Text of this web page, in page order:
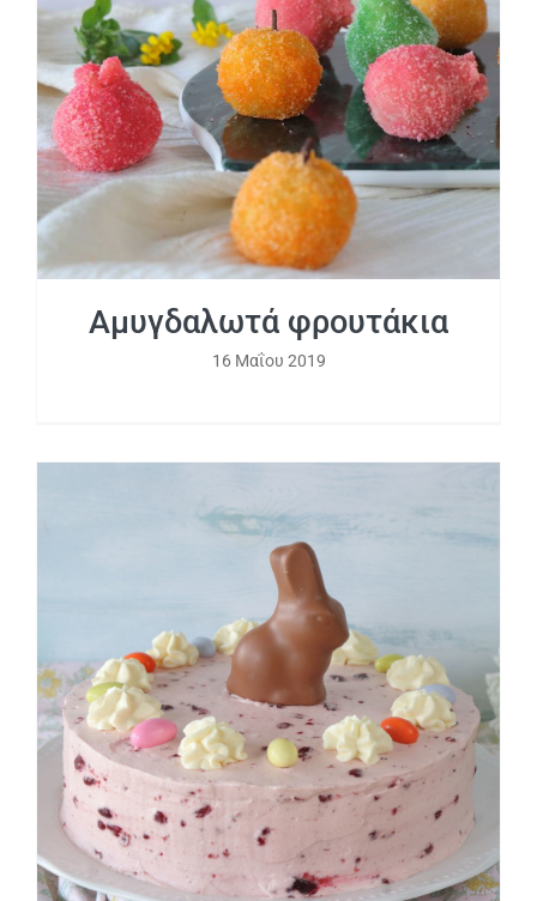
Αμυγδαλωτά φρουτάκια
Αμυγδαλωτά φρουτάκια
16 Μαΐου 2019
Τούρτα κεράσι με λευκή σοκολάτα